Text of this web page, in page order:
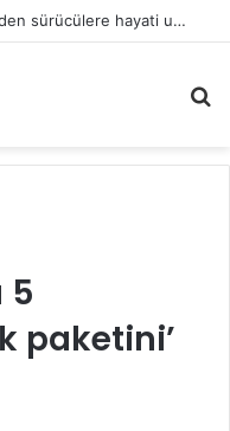
Keşan Belediye Meclisi 10 Ağustos’ta olağanüstü toplanacak
...
5
paketini’